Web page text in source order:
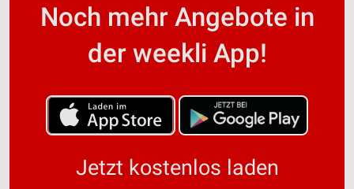
Noch mehr Angebote in
der weekli App!
Jetzt kostenlos laden